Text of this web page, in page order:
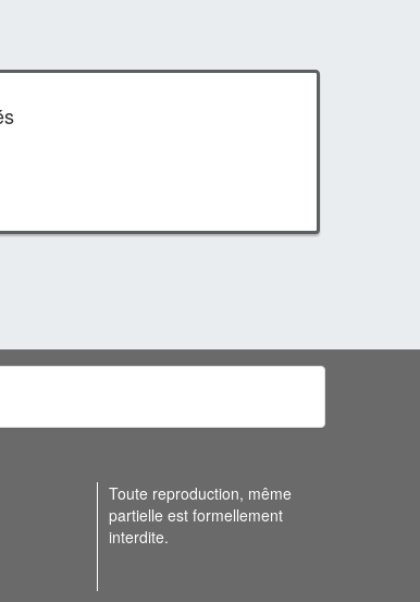
Toute reproduction, même
partielle est formellement
interdite.